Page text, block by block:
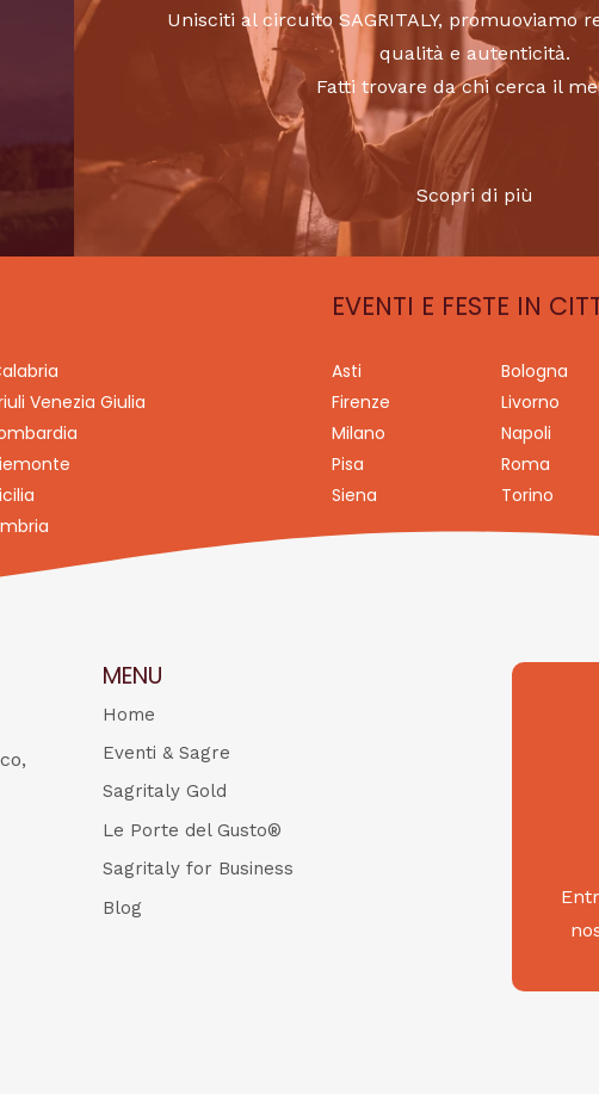
Unisciti al circuito SAGRITALY, promuoviamo
qualità e autenticità.
Fatti trovare da chi cerca il
Scopri di più
Venezia Giulia
EVENTI E FESTE IN
Asti Bologna
Firenze
Livorno
Milano
Napoli
Pisa
Roma
Siena
Torino
MENU
Home
Eventi & Sagre
Sagritaly Gold
Le Porte del Gusto®
Sagritaly for Business
Blog